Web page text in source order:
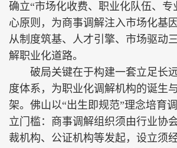
确立“市场化收费、职业化队伍、专
心原则，为商事调解注入市场化基
从制度筑基、人才引擎、市场驱动
解职业化道路。
破局关键在于构建一套立足长远
度体系，为职业化调解机构的诞生
架。佛山以“出生即规范”理念培育
立门槛：商事调解组织须由行业协
裁机构、公证机构等发起，设立须